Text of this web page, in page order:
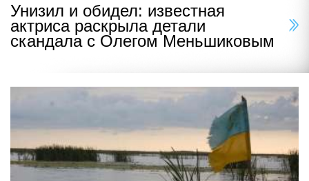
Унизил и обидел: известная
актриса раскрыла детали
скандала с Олегом Меньшиковым